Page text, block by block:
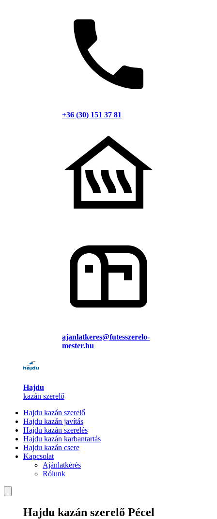
+36 (30) 151 37 81
ajanlatkeres@futesszerelo-
mester.hu
Hajdu
kazán szerelő
Hajdu kazán szerelő
Hajdu kazán javítás
Hajdu kazán szerelés
Hajdu kazán karbantartás
Hajdu kazán csere
Kapcsolat
Ajánlatkérés
Rólunk
Hajdu kazán szerelő Pécel